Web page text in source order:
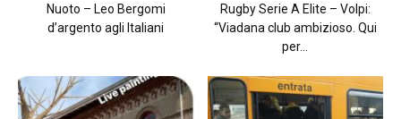
Nuoto – Leo Bergomi
d’argento agli Italiani
Rugby Serie A Elite – Volpi:
“Viadana club ambizioso. Qui
per...